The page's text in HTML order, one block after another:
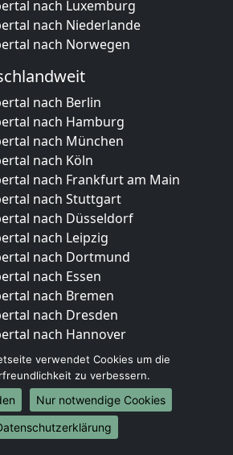
nach Luxemburg
nach Niederlande
nach Norwegen
nach Berlin
nach Hamburg
nach München
nach Köln
nach Frankfurt am Main
nach Stuttgart
nach Düsseldorf
nach Leipzig
nach Dortmund
nach Essen
nach Bremen
nach Dresden
nach Hannover
nach Nürnberg
nach Duisburg
nach Bochum
nach Wuppertal
nach Bielefeld
verwendet Cookies um die
zu verbessern.
Nur notwendige Cookies